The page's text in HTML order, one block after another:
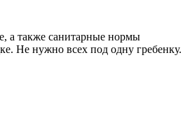
а также санитарные нормы
Не нужно всех под одну гребенку.